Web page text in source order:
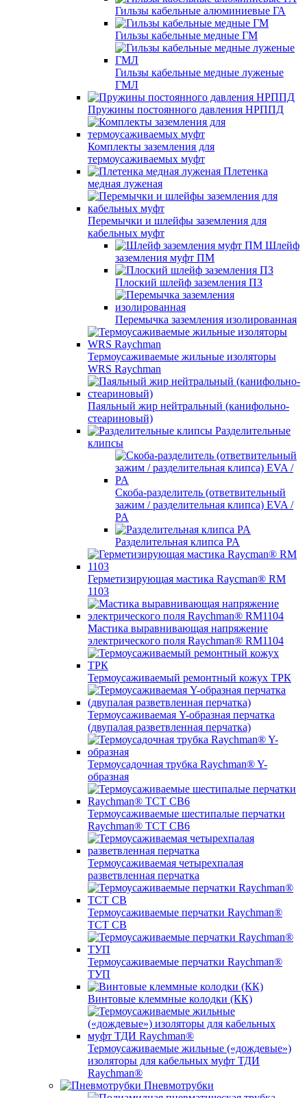
Гильзы кабельные алюминиевые ГА
Гильзы кабельные медные ГМ
Гильзы кабельные медные луженые
ГМЛ
Пружины постоянного давления НРППД
Комплекты заземления для
термоусаживаемых муфт
Плетенка
медная луженая
Перемычки и шлейфы заземления для
кабельных муфт
Шлейф
заземления муфт ПМ
Плоский шлейф заземления ПЗ
Перемычка заземления изолированная
Термоусаживаемые жильные изоляторы
WRS Raychman
Паяльный жир нейтральный (канифольно-
стеариновый)
Разделительные
клипсы
Скоба-разделитель (ответвительный
зажим / разделительная клипса) EVA /
PA
Разделительная клипса PA
Герметизирующая мастика Raycman® RM
1103
Мастика выравнивающая напряжение
электрического поля Raychman® RM1104
Термоусаживаемый ремонтный кожух ТРК
Термоусаживаемая Y-образная перчатка
(двупалая разветвленная перчатка)
Термоусадочная трубка Raychman® Y-
образная
Термоусаживаемые шестипалые перчатки
Raychman® ТСТ СВ6
Термоусаживаемая четырехпалая
разветвленная перчатка
Термоусаживаемые перчатки Raychman®
TCT CB
Термоусаживаемые перчатки Raychman®
ТУП
Винтовые клеммные колодки (КК)
Термоусаживаемые жильные («дождевые»)
изоляторы для кабельных муфт ТДИ
Raychman®
Пневмотрубки